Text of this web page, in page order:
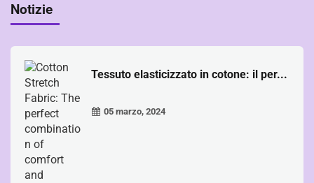
Notizie
Tessuto elasticizzato in cotone: il per...
05 marzo, 2024